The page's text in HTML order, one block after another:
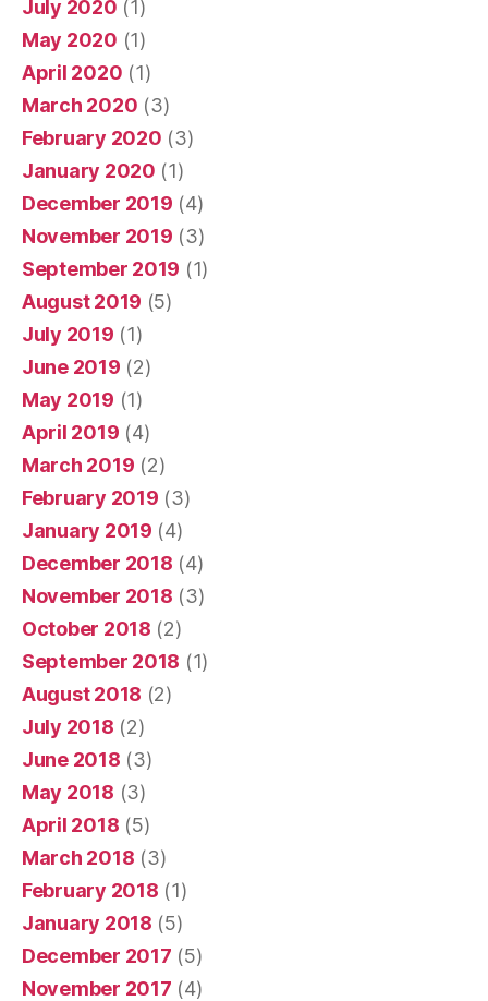
July 2020 (1)
May 2020 (1)
April 2020 (1)
March 2020 (3)
February 2020 (3)
January 2020 (1)
December 2019 (4)
November 2019 (3)
September 2019 (1)
August 2019 (5)
July 2019 (1)
June 2019 (2)
May 2019 (1)
April 2019 (4)
March 2019 (2)
February 2019 (3)
January 2019 (4)
December 2018 (4)
November 2018 (3)
October 2018 (2)
September 2018 (1)
August 2018 (2)
July 2018 (2)
June 2018 (3)
May 2018 (3)
April 2018 (5)
March 2018 (3)
February 2018 (1)
January 2018 (5)
December 2017 (5)
November 2017 (4)